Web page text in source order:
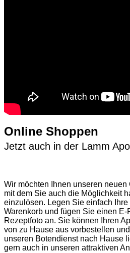
Online Shoppen
Jetzt auch in der Lamm
Wir möchten Ihnen unseren
mit dem Sie auch die Möglichkeit
einzulösen. Legen Sie einfach
Warenkorb und fügen Sie einen
Rezeptfoto an. Sie können Ihren
von zu Hause aus vorbestellen
unseren Botendienst nach Hause
gern auch in unseren attraktiven